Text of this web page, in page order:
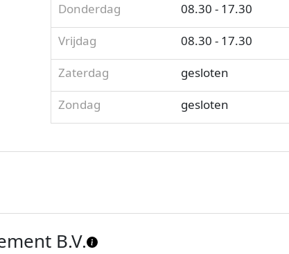
Donderdag
08.30 - 17.30
Vrijdag
08.30 - 17.30
Zaterdag
gesloten
Zondag
gesloten
B.V.